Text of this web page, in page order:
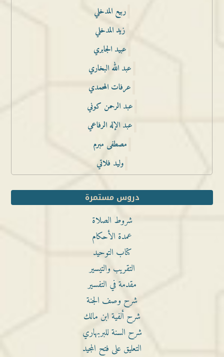
ربيع المدخلي
زيد المدخلي
عبيد الجابري
عبد الله البخاري
عرفات المحمدي
عبد الرحمن كوني
عبد الإله الرفاعي
مصطفى مبرم
وليد فلاتي
دروس مستمرة
شروط الصلاة
عمدة الأحكام
كتاب التوحيد
التقريب والتيسير
مقدمة في التفسير
شرح وصف الجنة
شرح ألفية ابن مالك
شرح السنة للبربهاري
التعليق على فتح المجيد